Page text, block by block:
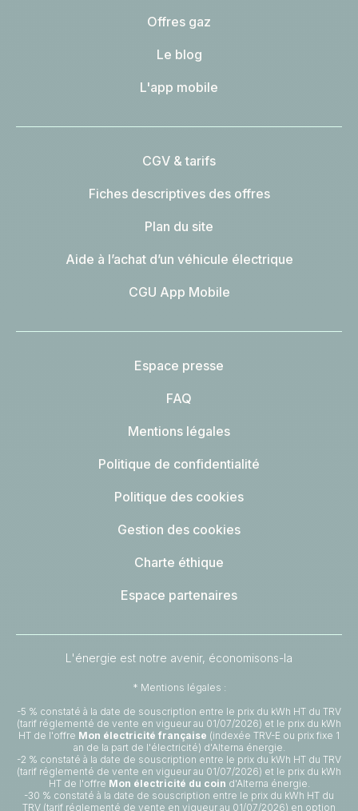
Offres gaz
Le blog
L'app mobile
CGV & tarifs
Fiches descriptives des offres
Plan du site
Aide à l’achat d’un véhicule électrique
CGU App Mobile
Espace presse
FAQ
Mentions légales
Politique de confidentialité
Politique des cookies
Gestion des cookies
Charte éthique
Espace partenaires
L'énergie est notre avenir, économisons-la
* Mentions légales :
-5 % constaté à la date de souscription entre le prix du kWh HT du TRV
(tarif réglementé de vente en vigueur au 01/07/2026) et le prix du kWh
HT de l'offre Mon électricité française (indexée TRV-E ou prix fixe 1
an de la part de l'électricité) d'Alterna énergie.
-2 % constaté à la date de souscription entre le prix du kWh HT du TRV
(tarif réglementé de vente en vigueur au 01/07/2026) et le prix du kWh
HT de l'offre Mon électricité du coin d'Alterna énergie.
-30 % constaté à la date de souscription entre le prix du kWh HT du
TRV (tarif réglementé de vente en vigueur au 01/07/2026) en option